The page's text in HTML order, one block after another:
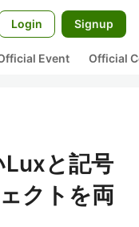
Login Signup
Event Official
Luxと記号
クトを両